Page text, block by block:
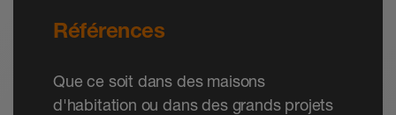
Références
Que ce soit dans des maisons
d'habitation ou dans des grands projets